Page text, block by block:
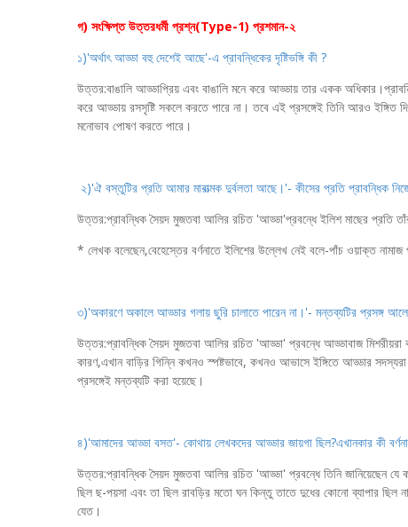
গ) সংক্ষিপ্ত উত্তরধর্মী প্রশ্ন(Type-1) প্রশমান-২
১)'অর্থাৎ আড্ডা বহু দেশেই আছে'-এ প্রাবন্ধিকের দৃষ্টিভঙ্গি কী ?
উত্তর:বাঙালি আড্ডাপ্রিয় এবং বাঙালি মনে করে আড্ডায় তার একক
করে আড্ডায় রসসৃষ্টি সকলে করতে পারে না। তবে এই প্রসঙ্গেই তিনি আরও ইঙ্গিত
মনোভাব পোষণ করতে পারে।
২)'ঐ বস্তুটির প্রতি আমার মারাত্মক দুর্বলতা আছে।'- কীসের প্রতি প্রাবন্ধিক
উত্তর:প্রাবন্ধিক সৈয়দ মুজতবা আলির রচিত 'আড্ডা'প্রবন্ধে ইলিশ মাছের প্রতি
* লেখক বলেছেন,বেহেস্তের বর্ণনাতে ইলিশের উল্লেখ নেই বলে-পাঁচ ওয়াক্ত নামাজ
৩)'অকারণে অকালে আড্ডার গলায় ছুরি চালাতে পারেন না।'- মন্তব্যটির প্রসঙ্গ
উত্তর:প্রাবন্ধিক সৈয়দ মুজতবা আলির রচিত 'আড্ডা' প্রবন্ধে আড্ডাবাজ মিশরীয়রা
কারণ,এখান বাড়ির গিন্নি কখনও স্পষ্টভাবে, কখনও আভাসে ইঙ্গিতে আড্ডার
প্রসঙ্গেই মন্তব্যটি করা হয়েছে।
৪)'আমাদের আড্ডা বসত'- কোথায় লেখকদের আড্ডার জায়গা ছিল?এখানকার কী
উত্তর:প্রাবন্ধিক সৈয়দ মুজতবা আলির রচিত 'আড্ডা' প্রবন্ধে তিনি জানিয়েছেন যে
ছিল ছ-পয়সা এবং তা ছিল রাবড়ির মতো ঘন কিন্তু তাতে দুধের কোনো ব্যাপার
যেত।